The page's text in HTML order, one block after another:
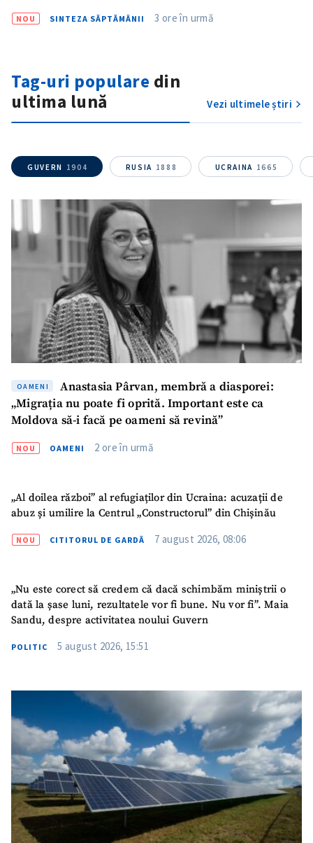
NOU SINTEZA SĂPTĂMÂNII 3 ore în urmă
Tag-uri populare din
ultima lună
Vezi ultimele știri
GUVERN 1904 RUSIA 1888 UCRAINA 1665
OAMENI
Anastasia Pârvan, membră a diasporei:
„Migrația nu poate fi oprită. Important este ca
Moldova să-i facă pe oameni să revină”
NOU OAMENI 2 ore în urmă
„Al doilea război” al refugiaților din Ucraina: acuzații de
abuz și umilire la Centrul „Constructorul” din Chișinău
NOU CITITORUL DE GARDĂ 7 august 2026, 08:06
„Nu este corect să credem că dacă schimbăm miniștrii o
dată la șase luni, rezultatele vor fi bune. Nu vor fi”. Maia
Sandu, despre activitatea noului Guvern
POLITIC 5 august 2026, 15:51
Nume+ Numele meu
Telefon
+ Telefon personal
confidențialitate